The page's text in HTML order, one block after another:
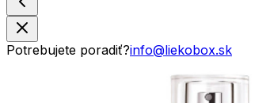
Potrebujete poradiť?info@liekobox.sk